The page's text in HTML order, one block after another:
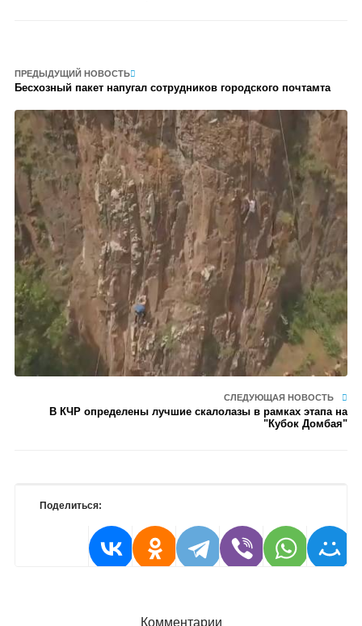
ПРЕДЫДУЩИЙ НОВОСТЬ
Бесхозный пакет напугал сотрудников городского почтамта
СЛЕДУЮЩАЯ НОВОСТЬ
В КЧР определены лучшие скалолазы в рамках этапа на
"Кубок Домбая"
Поделиться:
Комментарии